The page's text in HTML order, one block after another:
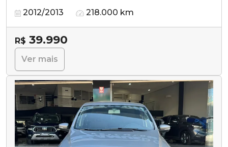
2012/2013 218.000 km
R$ 39.990
Ver mais